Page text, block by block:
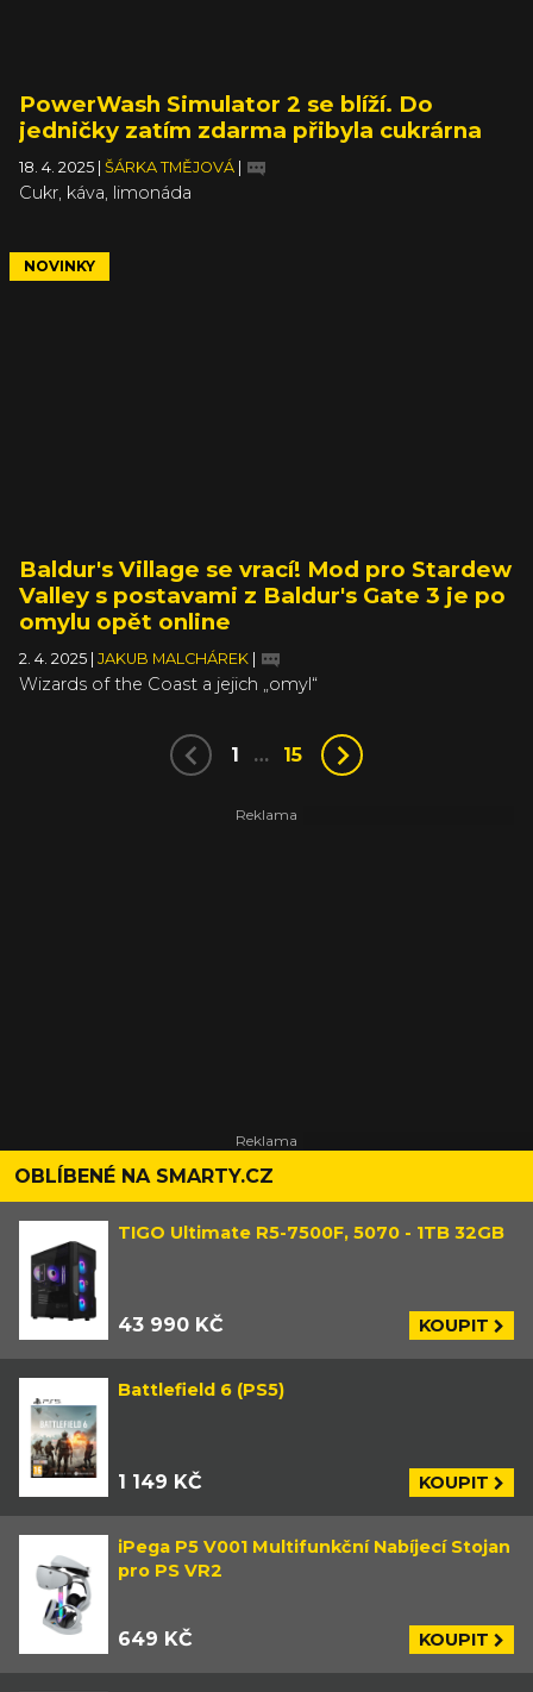
PowerWash Simulator 2 se blíží. Do
jedničky zatím zdarma přibyla cukrárna
18. 4. 2025 ŠÁRKA TMĚJOVÁ
Cukr, káva, limonáda
NOVINKY
Baldur's Village se vrací! Mod pro Stardew
Valley s postavami z Baldur's Gate 3 je po
omylu opět online
2. 4. 2025 JAKUB MALCHÁREK
Wizards of the Coast a jejich „omyl“
1 … 15
OBLÍBENÉ NA SMARTY.CZ
TIGO Ultimate R5-7500F, 5070 - 1TB 32GB
43 990 KČ KOUPIT
Battlefield 6 (PS5)
1 149 KČ KOUPIT
iPega P5 V001 Multifunkční Nabíjecí Stojan
pro PS VR2
649 KČ KOUPIT